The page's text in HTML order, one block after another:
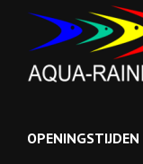
OPENINGSTIJDEN